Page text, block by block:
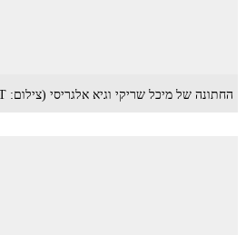
החתונה של מיכל שריקי וגיא אלגריסי (צילום: NEXT)